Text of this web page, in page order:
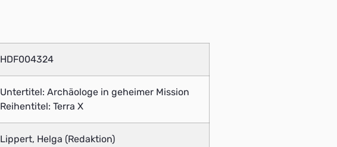
HDF004324
Untertitel: Archäologe in geheimer Mission
Reihentitel: Terra X
Lippert, Helga (Redaktion)